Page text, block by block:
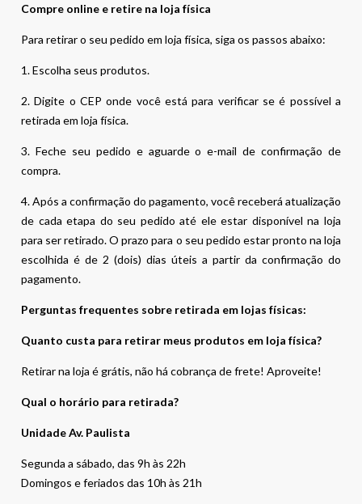
Compre online e retire na loja física
Para retirar o seu pedido em loja física, siga os passos abaixo:
1. Escolha seus produtos.
2. Digite o CEP onde você está para verificar se é possível a
retirada em loja física.
3. Feche seu pedido e aguarde o e-mail de confirmação de
compra.
4. Após a confirmação do pagamento, você receberá atualização
de cada etapa do seu pedido até ele estar disponível na loja
para ser retirado. O prazo para o seu pedido estar pronto na loja
escolhida é de 2 (dois) dias úteis a partir da confirmação do
pagamento.
Perguntas frequentes sobre retirada em lojas físicas:
Quanto custa para retirar meus produtos em loja física?
Retirar na loja é grátis, não há cobrança de frete! Aproveite!
Qual o horário para retirada?
Unidade Av. Paulista
Segunda a sábado, das 9h às 22h
Domingos e feriados das 10h às 21h